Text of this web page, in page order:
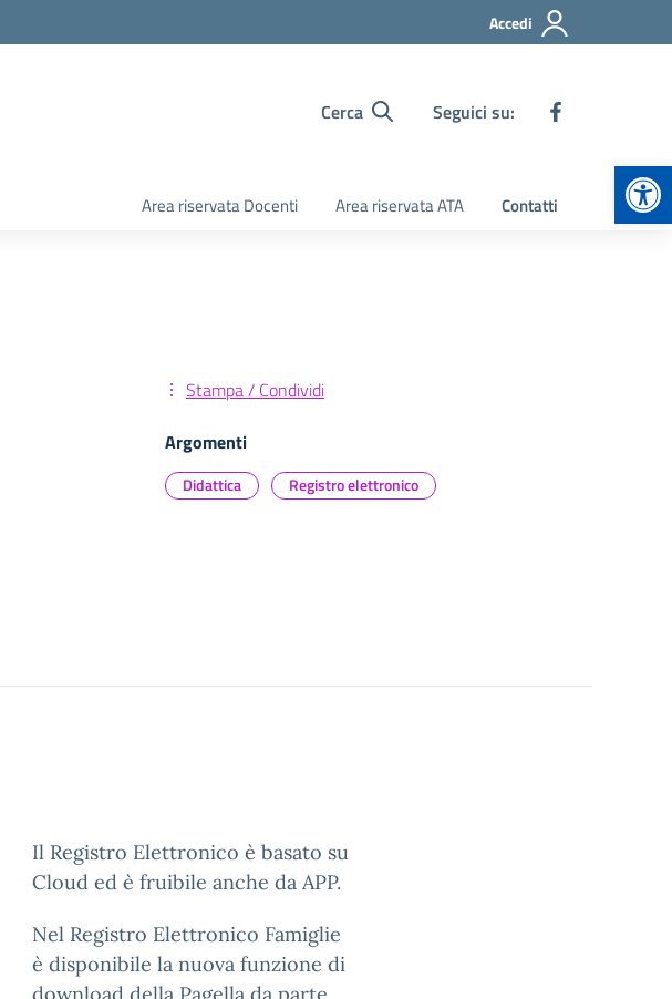
Accedi
Cerca Seguici su:
Area riservata Docenti Area riservata ATA Contatti
Stampa / Condividi
Argomenti
Didattica Registro elettronico
Il Registro Elettronico è basato su
Cloud ed è fruibile anche da APP.
Nel Registro Elettronico Famiglie
è disponibile la nuova funzione di